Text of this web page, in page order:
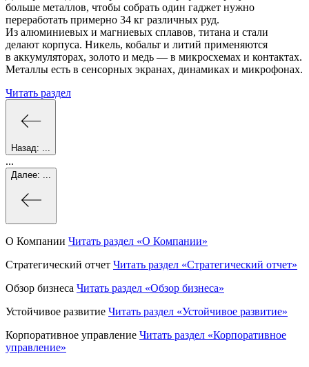
больше металлов, чтобы собрать один гаджет нужно
переработать примерно 34 кг различных руд.
Из алюминиевых и магниевых сплавов, титана и стали
делают корпуса. Никель, кобальт и литий применяются
в аккумуляторах, золото и медь — в микросхемах и контактах.
Металлы есть в сенсорных экранах, динамиках и микрофонах.
Читать раздел
Назад:
...
Далее:
О Компании Читать раздел «О Компании»
Стратегический отчет Читать раздел «Стратегический отчет»
Обзор бизнеса Читать раздел «Обзор бизнеса»
Устойчивое развитие Читать раздел «Устойчивое развитие»
Корпоративное управление Читать раздел «Корпоративное
управление»